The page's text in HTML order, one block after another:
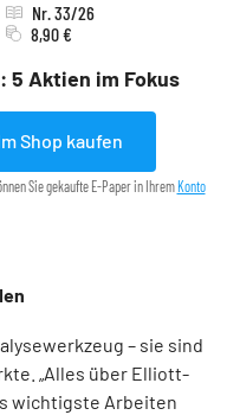
5 Aktien im Fokus
Nr. 33/26
8,90 €
Shop kaufen
Sie gekaufte E-Paper in IhremKonto
– sie sind
„Alles über Elliott-
wichtigste Arbeiten